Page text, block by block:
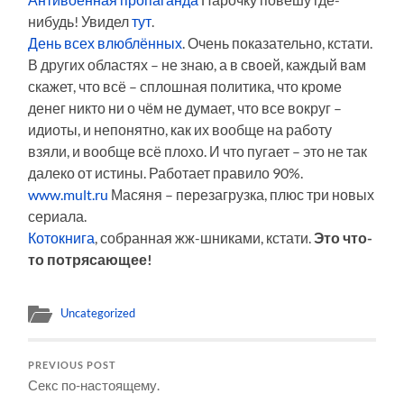
нибудь! Увиделтут
День всех влюблённых . Очень показательно, кстати.
В других областях – не знаю, а в своей, каждый вам
скажет, что всё – сплошная политика, что кроме
денег никто ни о чём не думает, что все вокруг –
идиоты, и непонятно, как их вообще на работу
взяли, и вообще всё плохо. И что пугает – это не так
далеко от истины. Работает правило 90%.
www.mult.ru Масяня – перезагрузка, плюс три новых
сериала.
Котокнига , собранная жж-шниками, кстати.Это что-
то потрясающее!
Uncategorized
PREVIOUS POST
Секс по-настоящему.